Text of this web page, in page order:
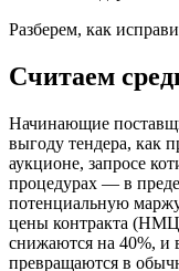
Разберем, как
Считаем
Начинающие
выгоду тендера, как
аукционе, запросе
процедурах — в
потенциальную
цены контракта
снижаются на 40%, и
превращаются в